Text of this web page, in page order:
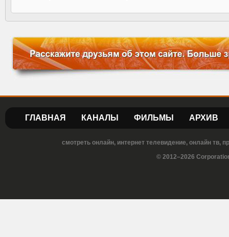
ГЛАВНАЯ КАНАЛЫ ФИЛЬМЫ АРХИВ
смотреть онлайн, интернет телевидение, онлайн тв,
© 2012–2026